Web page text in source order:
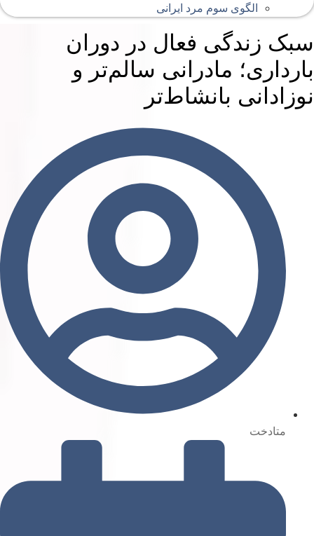
الگوی سوم مرد ایرانی
زندگی فعال در دوران
مادرانی سالم‌تر و
بانشاط‌تر
متادخت